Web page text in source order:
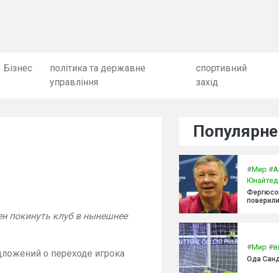
Бізнес
політика та державне
управління
спортивний
захід
покинуть клуб в нынешнее
о переходе игрока
Популярне
#Мир #
Юнайтед
#Мир #
Ода